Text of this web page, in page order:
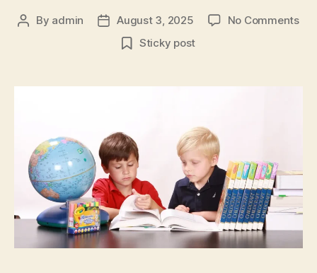
Post
By admin
Post
date
August 3, 2025 No Commentson
Sticky post